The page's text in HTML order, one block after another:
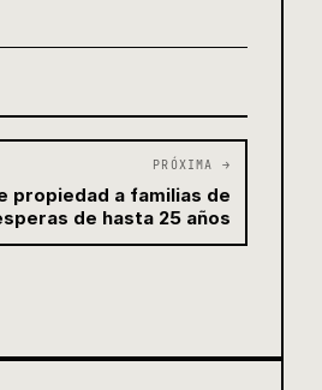
PRÓXIMA →
propiedad a familias de
de hasta 25 años